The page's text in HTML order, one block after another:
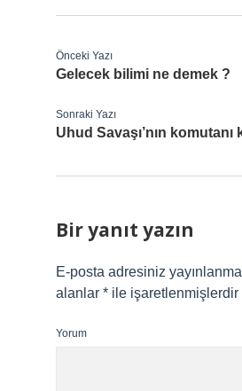
Önceki Yazı
Gelecek bilimi ne demek ?
Sonraki Yazı
Uhud Savaşı’nın komutanı
Bir yanıt yazın
E-posta adresiniz
alanlar * ile işaretlenmişlerdir
Yorum